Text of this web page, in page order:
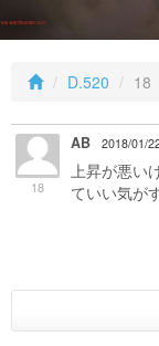
D.520 18
18
AB 2018/01/
上昇が悪い
ていい気が